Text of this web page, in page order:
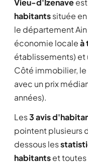
Vieu-d'Izenave
habitantssituée en
le département
économie localeà
établissements) et
Côté immobilier,
avec un prix
années).
Les3 avis
pointent plusieurs
dessous les
habitantset toutes